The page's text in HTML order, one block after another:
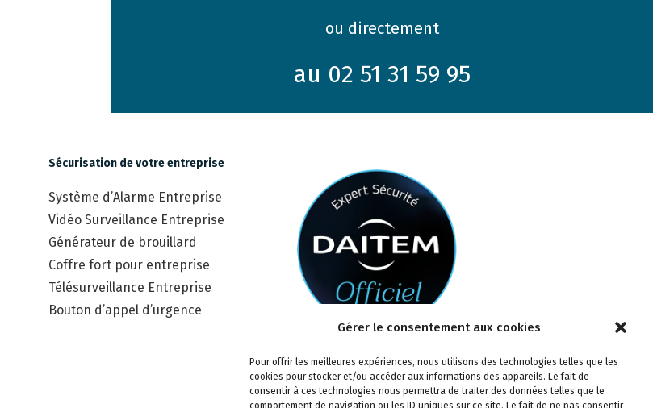
Gérer le consentement aux cookies
Pour offrir les meilleures expériences, nous utilisons des technologies telles que les
cookies pour stocker et/ou accéder aux informations des appareils. Le fait de
consentir à ces technologies nous permettra de traiter des données telles que le
comportement de navigation ou les ID uniques sur ce site. Le fait de ne pas consentir
ou directement
au 02 51 31 59 95
Sécurisation de votre entreprise
Système d’Alarme Entreprise
Vidéo Surveillance Entreprise
Générateur de brouillard
Coffre fort pour entreprise
Télésurveillance Entreprise
Bouton d’appel d’urgence